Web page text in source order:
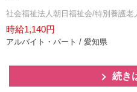
社会福祉法人朝日福祉会/特別養護老
時給1,140円
アルバイト・パート / 愛知県
続き